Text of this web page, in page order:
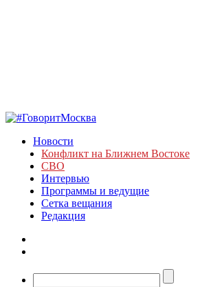
Новости
Конфликт на Ближнем Востоке
СВО
Интервью
Программы и ведущие
Сетка вещания
Редакция